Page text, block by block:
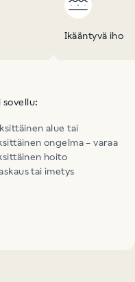
Ikääntyvä iho
sovellu:
alue tai
ongelma – varaa
hoito
tai imetys